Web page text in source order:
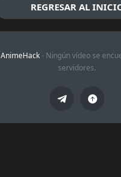
REGRESAR AL
AnimeHack- Ningún vídeo se
servidores.